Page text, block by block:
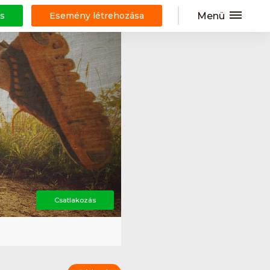
Esemény létrehozása Menü
Csatlakozás